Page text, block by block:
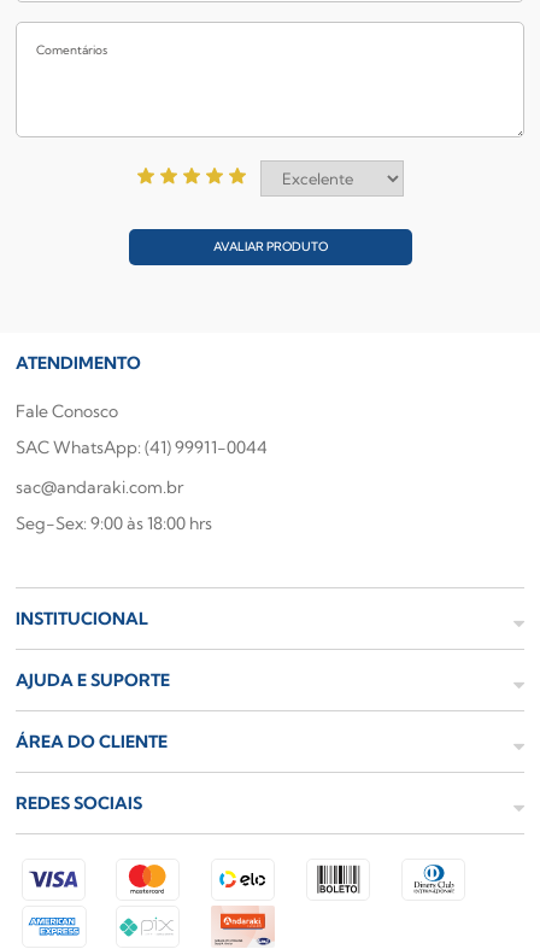
AVALIAR PRODUTO
ATENDIMENTO
Fale Conosco
SAC WhatsApp: (41) 99911-0044
sac@andaraki.com.br
Seg-Sex: 9:00 às 18:00 hrs
INSTITUCIONAL
AJUDA E SUPORTE
ÁREA DO CLIENTE
REDES SOCIAIS